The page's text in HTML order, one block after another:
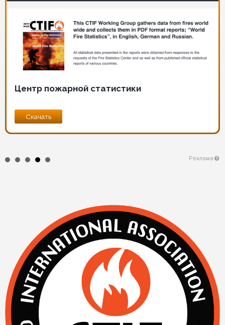
Центр пожарной статистики
Скачать
Реклама